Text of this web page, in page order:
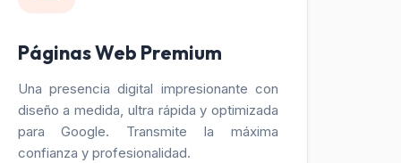
Páginas Web Premium
Una presencia digital impresionante con
diseño a medida, ultra rápida y optimizada
para Google. Transmite la máxima
confianza y profesionalidad.